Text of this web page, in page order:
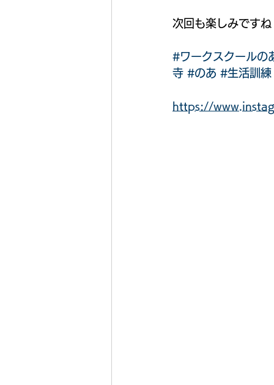
次回も楽しみですね
#ワークスクールの
寺 #のあ #生活訓練
https://